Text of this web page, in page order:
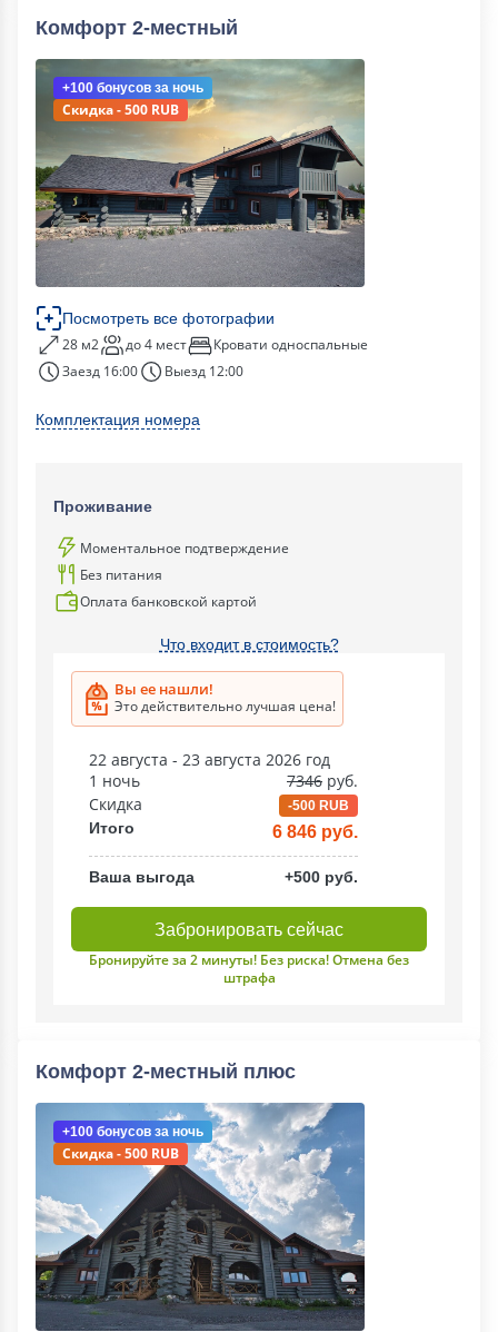
Комфорт 2-местный
+100 бонусов за ночь
Скидка - 500 RUB
Посмотреть все фотографии
28 м2 до 4 мест
Кровати односпальные
Заезд 16:00
Выезд 12:00
Комплектация номера
Проживание
Моментальное подтверждение
Без питания
Оплата банковской картой
Что входит в стоимость?
Вы ее нашли!
Это действительно лучшая цена!
22 августа - 23 августа 2026 год
1 ночь
7346 руб.
Скидка
-500 RUB
Итого 6 846 руб.
Ваша выгода +500 руб.
Забронировать сейчас
Бронируйте за 2 минуты! Без риска! Отмена без
штрафа
Комфорт 2-местный плюс
+100 бонусов за ночь
Скидка - 500 RUB